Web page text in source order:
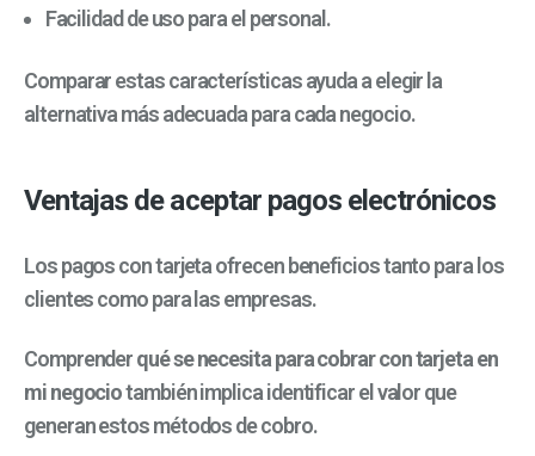
Facilidad de uso para el personal.
Comparar estas características ayuda a elegir la
alternativa más adecuada para cada negocio.
Ventajas de aceptar pagos electrónicos
Los pagos con tarjeta ofrecen beneficios tanto para los
clientes como para las empresas.
Comprenderqué se necesita para cobrar con tarjeta en
mi negociotambién implica identificar el valor que
generan estos métodos de cobro.